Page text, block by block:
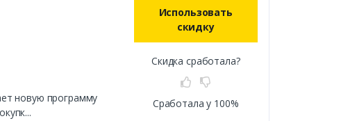
новую программу
Использовать
скидку
Скидка сработала?
Сработала у 100%